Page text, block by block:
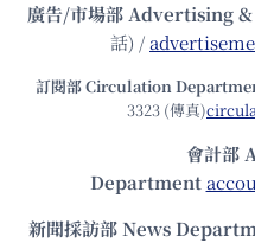
廣告/市場部Advertising
話) /
訂閱部 Circulation
3323 (傳真)
會計部
Department
新聞採訪部 News